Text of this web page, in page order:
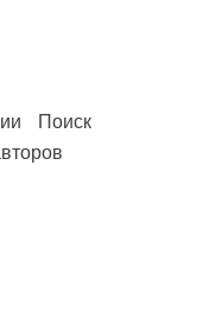
Поиск